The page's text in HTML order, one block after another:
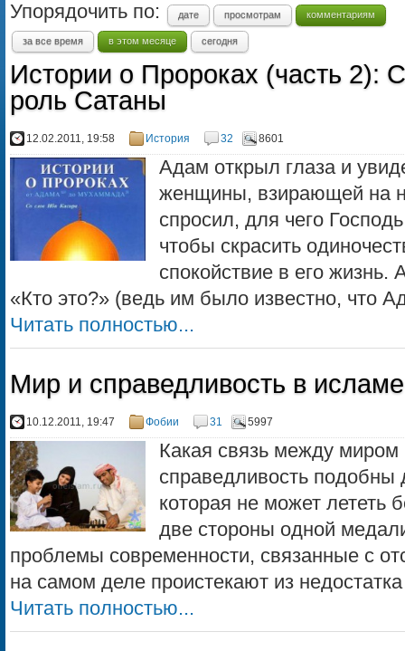
Упорядочить по: дате просмотрам комментариям
за все время в этом месяце сегодня
Истории о Пророках (часть 2):
роль Сатаны
12.02.2011, 19:58 История 32 8601
Адам открыл глаза и
женщины, взирающей на
спросил, для чего
чтобы скрасить
спокойствие в его
«Кто это?» (ведь им было известно, что
Читать полностью...
Мир и справедливость в исламе
10.12.2011, 19:47 Фобии 31 5997
Какая связь между
справедливость
которая не может лететь
две стороны одной
проблемы современности, связанные с
на самом деле проистекают из
Читать полностью...